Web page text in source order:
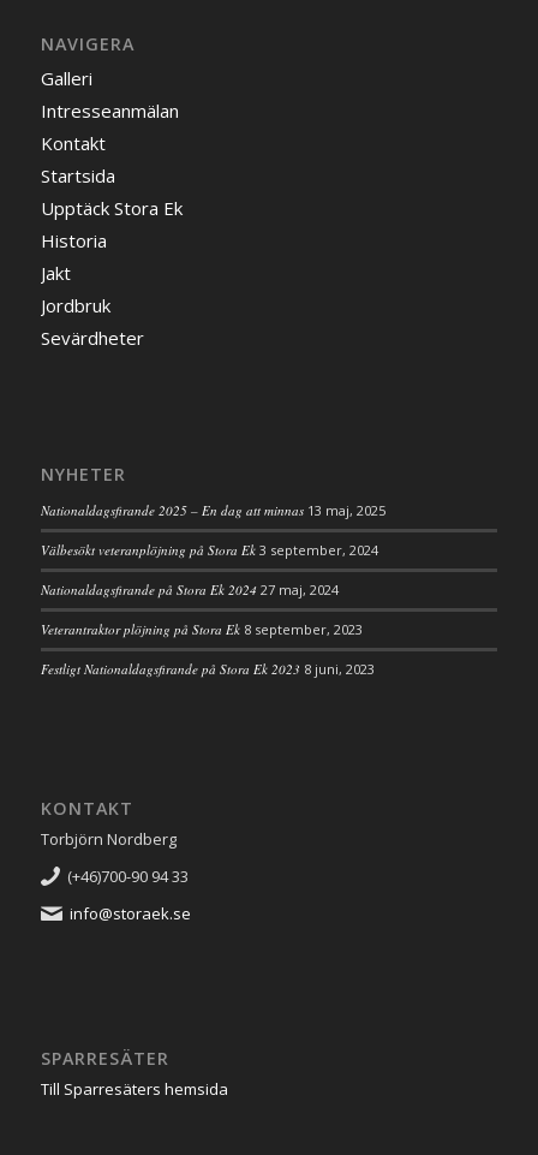
NAVIGERA
Galleri
Intresseanmälan
Kontakt
Startsida
Upptäck Stora Ek
Historia
Jakt
Jordbruk
Sevärdheter
NYHETER
Nationaldagsfirande 2025 – En dag att minnas 13 maj, 2025
Välbesökt veteranplöjning på Stora Ek 3 september, 2024
Nationaldagsfirande på Stora Ek 2024 27 maj, 2024
Veterantraktor plöjning på Stora Ek 8 september, 2023
Festligt Nationaldagsfirande på Stora Ek 2023 8 juni, 2023
KONTAKT
Torbjörn Nordberg
(+46)700-90 94 33
info@storaek.se
SPARRESÄTER
Till Sparresäters hemsida